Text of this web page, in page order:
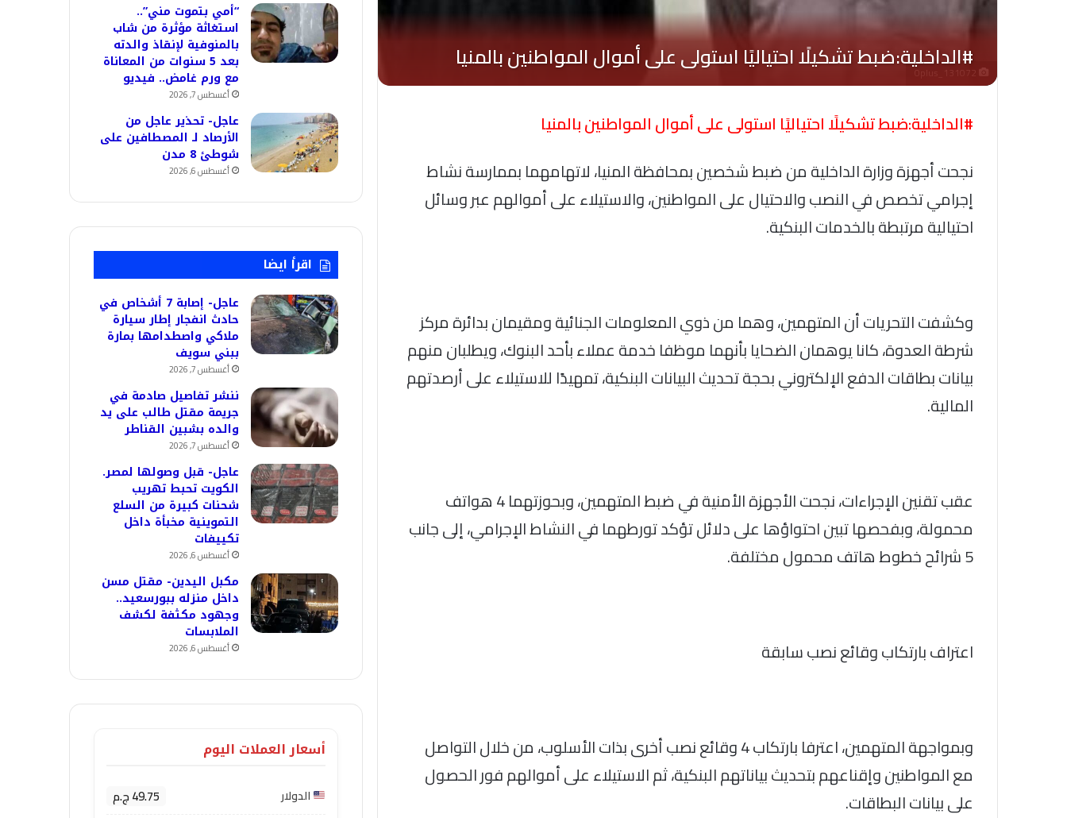
#الداخلية:ضبط تشكيلًا احتياليًا استولى على أموال المواطنين بالمنيا
نجحت أجهزة وزارة الداخلية من ضبط شخصين بمحافظة المنيا، لاتهامهما بممارسة نشاط
إجرامي تخصص في النصب والاحتيال على المواطنين، والاستيلاء على أموالهم عبر وسائل
احتيالية مرتبطة بالخدمات البنكية.
وكشفت التحريات أن المتهمين، وهما من ذوي المعلومات الجنائية ومقيمان بدائرة مركز
شرطة العدوة، كانا يوهمان الضحايا بأنهما موظفا خدمة عملاء بأحد البنوك، ويطلبان منهم
بيانات بطاقات الدفع الإلكتروني بحجة تحديث البيانات البنكية، تمهيدًا للاستيلاء على أرصدتهم
المالية.
عقب تقنين الإجراءات، نجحت الأجهزة الأمنية في ضبط المتهمين، وبحوزتهما 4 هواتف
محمولة، وبفحصها تبين احتواؤها على دلائل تؤكد تورطهما في النشاط الإجرامي، إلى جانب
5 شرائح خطوط هاتف محمول مختلفة.
اعتراف بارتكاب وقائع نصب سابقة
وبمواجهة المتهمين، اعترفا بارتكاب 4 وقائع نصب أخرى بذات الأسلوب، من خلال التواصل
مع المواطنين وإقناعهم بتحديث بياناتهم البنكية، ثم الاستيلاء على أموالهم فور الحصول
على بيانات البطاقات.
“أمي بتموت مني”..
استغاثة مؤثرة من شاب
بالمنوفية لإنقاذ والدته
بعد 5 سنوات من المعاناة
مع ورم غامض.. فيديو
أغسطس 7, 2026
عاجل- تحذير عاجل من
الأرصاد لـ المصطافين على
شوطئ 8 مدن
أغسطس 6, 2026
اقرأ ايضا
عاجل- إصابة 7 أشخاص في
حادث انفجار إطار سيارة
ملاكي واصطدامها بمارة
ببني سويف
أغسطس 7, 2026
ننشر تفاصيل صادمة في
جريمة مقتل طالب على يد
والده بشبين القناطر
أغسطس 7, 2026
عاجل- قبل وصولها لمصر.
الكويت تحبط تهريب
شحنات كبيرة من السلع
التموينية مخبأة داخل
تكييفات
أغسطس 6, 2026
مكبل اليدين- مقتل مسن
داخل منزله ببورسعيد..
وجهود مكثفة لكشف
الملابسات
أغسطس 6, 2026
أسعار العملات اليوم
الدولار 49.75 ج.م